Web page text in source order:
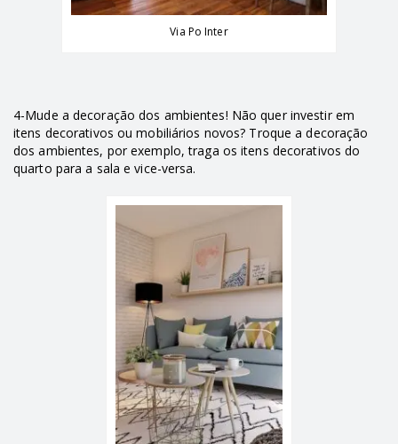
Via Po Inter
4-Mude a decoração dos ambientes! Não quer investir em
itens decorativos ou mobiliários novos? Troque a decoração
dos ambientes, por exemplo, traga os itens decorativos do
quarto para a sala e vice-versa.